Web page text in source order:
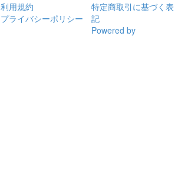
利用規約
プライバシーポリシー
特定商取引に基づく表
記
Powered by